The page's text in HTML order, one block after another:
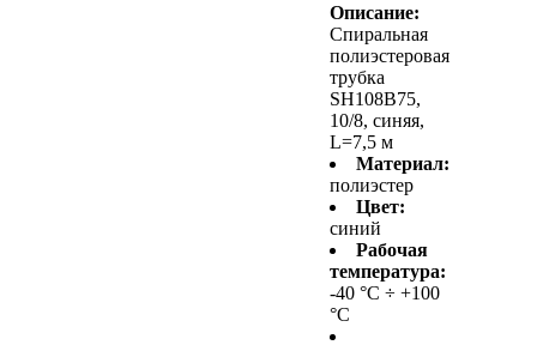
Описание:
Спиральная
полиэстеровая
трубка
SH108B75,
10/8, синяя,
L=7,5 м
Материал:
полиэстер
Цвет:
синий
Рабочая
температура:
-40 °С ÷ +100
°С